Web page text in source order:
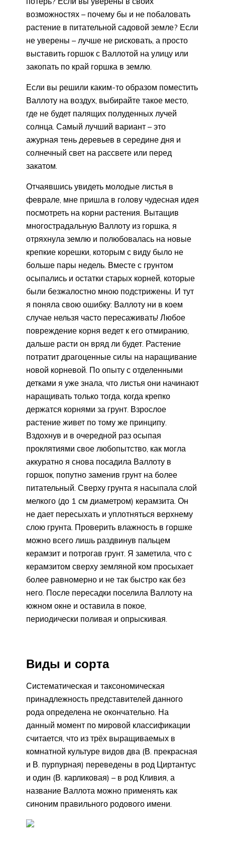
возможностях – почему бы и не побаловать
растение в питательной садовой земле? Если
не уверены – лучше не рисковать, а просто
выставить горшок с Валлотой на улицу или
закопать по край горшка в землю.
Если вы решили каким-то образом поместить
Валлоту на воздух, выбирайте такое место,
где не будет палящих полуденных лучей
солнца. Самый лучший вариант – это
ажурная тень деревьев в середине дня и
солнечный свет на рассвете или перед
закатом.
Отчаявшись увидеть молодые листья в
феврале, мне пришла в голову чудесная идея
посмотреть на корни растения. Вытащив
многострадальную Валлоту из горшка, я
отряхнула землю и полюбовалась на новые
крепкие корешки, которым с виду было не
больше пары недель. Вместе с грунтом
осыпались и остатки старых корней, которые
были безжалостно мною подстрижены. И тут
я поняла свою ошибку: Валлоту ни в коем
случае нельзя часто пересаживать! Любое
повреждение корня ведет к его отмиранию,
дальше расти он вряд ли будет. Растение
потратит драгоценные силы на наращивание
новой корневой. По опыту с отделенными
детками я уже знала, что листья они начинают
наращивать только тогда, когда крепко
держатся корнями за грунт. Взрослое
растение живет по тому же принципу.
Вздохнув и в очередной раз осыпая
проклятиями свое любопытство, как могла
аккуратно я снова посадила Валлоту в
горшок, попутно заменив грунт на более
питательный. Сверху грунта я насыпала слой
мелкого (до 1 см диаметром) керамзита. Он
не дает пересыхать и уплотняться верхнему
слою грунта. Проверить влажность в горшке
можно всего лишь раздвинув пальцем
керамзит и потрогав грунт. Я заметила, что с
керамзитом сверху земляной ком просыхает
более равномерно и не так быстро как без
него. После пересадки поселила Валлоту на
южном окне и оставила в покое,
периодически поливая и опрыскивая.
Виды и сорта
Систематическая и таксономическая
принадлежность представителей данного
рода определена не окончательно. На
данный момент по мировой классификации
считается, что из трёх выращиваемых в
комнатной культуре видов два (В. прекрасная
и В. пурпурная) переведены в род Циртантус
и один (В. карликовая) – в род Кливия, а
название Валлота можно применять как
синоним правильного родового имени.